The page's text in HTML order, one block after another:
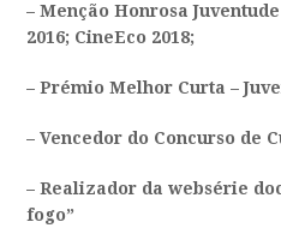
– Menção Honrosa
2016; CineEco 2018;
– Prémio Melhor Curta –
– Vencedor do Concurso de
– Realizador da websérie
fogo”